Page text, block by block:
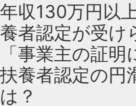
年収130万円以
養者認定が受け
「事業主の証
扶養者認定の円
は？